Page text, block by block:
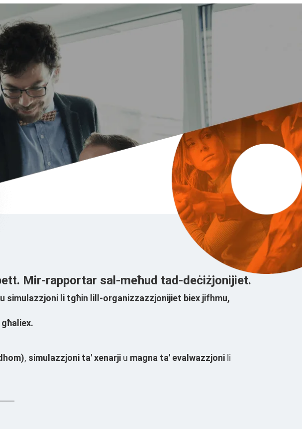
Mir-rapportar sal-meħud tad-deċiżjonijiet.
simulazzjoni li tgħin lill-organizzazzjonijiet biex jifhmu,
.
, simulazzjoni ta' xenarji u magna ta' evalwazzjoni li